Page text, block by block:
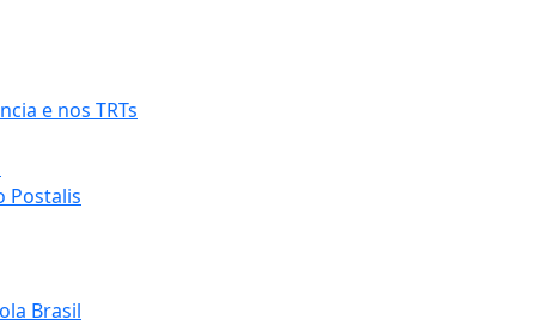
e nos TRTs
Postalis
Brasil